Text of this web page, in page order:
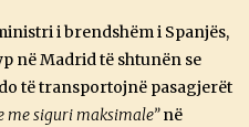
i brendshëm i Spanjës,
në Madrid të shtunën se
të transportojnë pasagjerët
me siguri maksimale”në